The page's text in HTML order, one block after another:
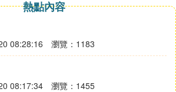
社區中的會員一個可以安家的地
員可以交朋友，寫記錄，發日誌，
戲...使會員可以牢牢的黏在你的社
講解的即是如何全新安裝
1.5。
熱點內容
08:28:16 瀏覽：1183
08:17:34 瀏覽：1455